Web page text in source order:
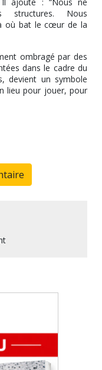
Nous
où bat le cœur de la
ombragé par des
dans le cadre du
devient un symbole
lieu pour jouer, pour